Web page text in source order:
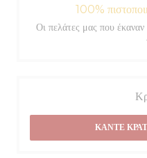
100%
Οι πελάτες μας που
ΚΆΝΤΕ